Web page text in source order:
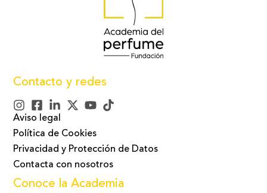
Contacto y redes
Aviso legal
Política de Cookies
Privacidad y Protección de Datos
Contacta con nosotros
Conoce la Academia